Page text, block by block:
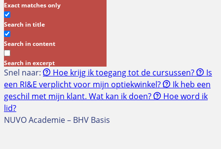
Exact matches only
Search in title
Search in content
Search in excerpt
Snel naar: Hoe krijg ik toegang tot de cursussen?
Is
een RI&E verplicht voor mijn optiekwinkel?
Ik heb een
geschil met mijn klant. Wat kan ik doen?
Hoe word ik
lid?
NUVO Academie – BHV Basis